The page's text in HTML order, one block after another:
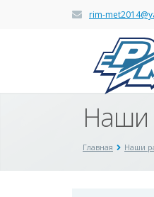
rim-
Наши
Главная Наши